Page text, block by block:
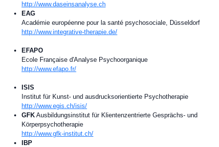
http://www.daseinsanalyse.ch
EAG
Académie européenne pour la santé psychosociale, Düsseldorf
http://www.integrative-therapie.de/
EFAPO
Ecole Française d'Analyse Psychoorganique
http://www.efapo.fr/
ISIS
Institut für Kunst- und ausdrucksorientierte Psychotherapie
http://www.egis.ch/isis/
GFK Ausbildungsinstitut für Klientenzentrierte Gesprächs- und
Körperpsychotherapie
http://www.gfk-institut.ch/
IBP